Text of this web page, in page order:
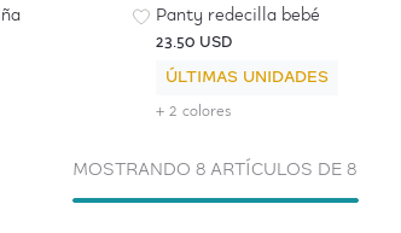
Panty redecilla bebé
23.50 USD
ÚLTIMAS UNIDADES
+ 2 colores
MOSTRANDO 8 ARTÍCULOS DE 8